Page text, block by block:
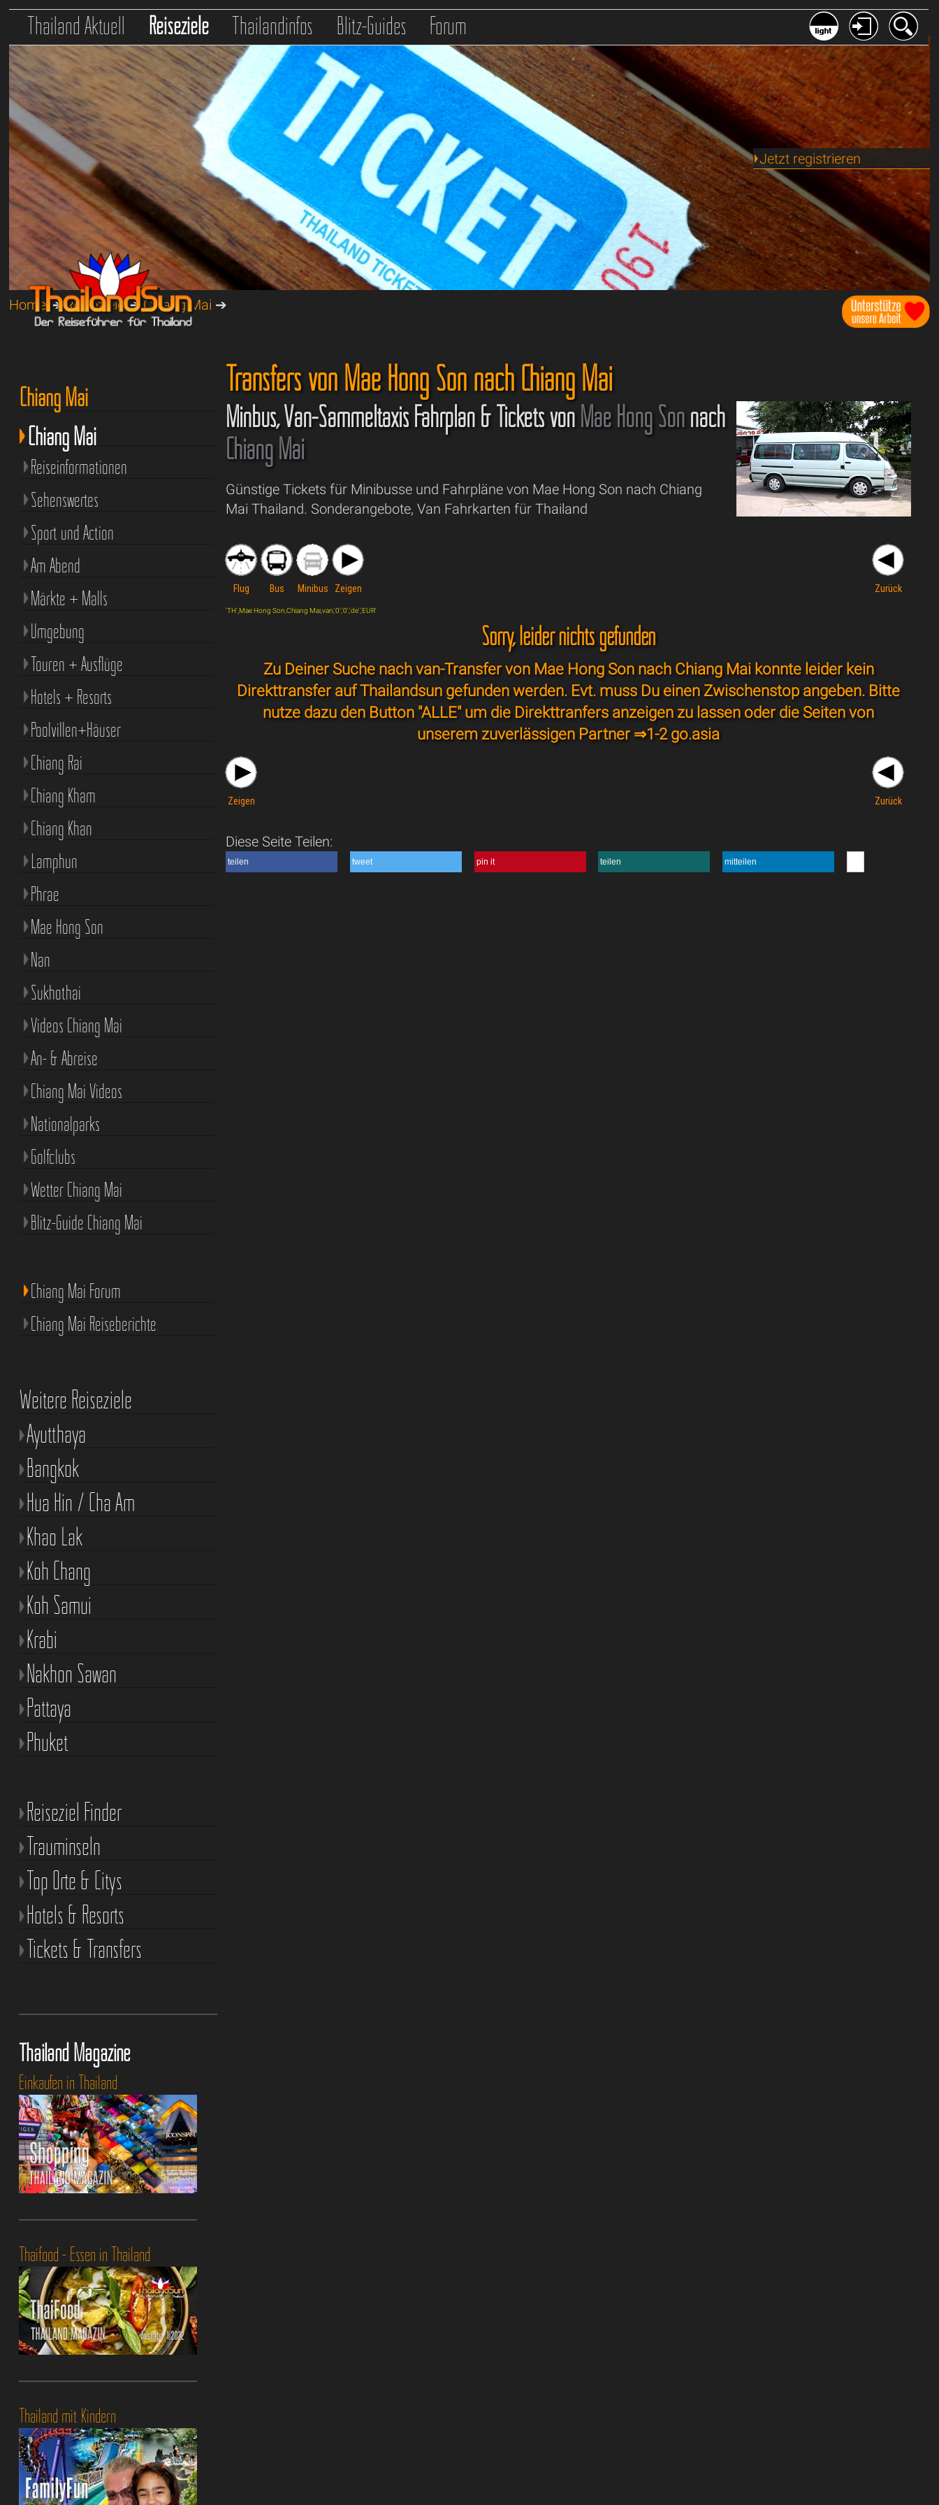
Thailand Aktuell Reiseziele Thailandinfos Blitz-Guides Forum
Jetzt registrieren
Home➔Reiseziele➔Chiang Mai ➔
Transfers von Mae Hong Son nach Chiang Mai
Minbus, Van-Sammeltaxis Fahrplan & Tickets von Mae Hong Sonnach
Chiang Mai
Günstige Tickets für Minibusse und Fahrpläne von Mae Hong Son nach Chiang
Mai Thailand. Sonderangebote, Van Fahrkarten für Thailand
Flug Bus Minibus Zeigen Zurück
'TH',Mae Hong Son,Chiang Mai,van,'0','0','de','EUR'
Sorry, leider nichts gefunden
Zu Deiner Suche nach van-Transfer von Mae Hong Son nach Chiang Mai konnte leider kein
Direkttransfer auf Thailandsun gefunden werden. Evt. muss Du einen Zwischenstop angeben. Bitte
nutze dazu den Button "ALLE" um die Direkttranfers anzeigen zu lassen oder die Seiten von
unserem zuverlässigen Partner ⇒1-2 go.asia
Zeigen Zurück
Diese Seite Teilen:
teilen tweet pin it teilen mitteilen
Chiang Mai
Chiang Mai
Reiseinformationen
Sehenswertes
Sport und Action
Am Abend
Märkte + Malls
Umgebung
Touren + Ausflüge
Hotels + Resorts
Poolvillen+Häuser
Chiang Rai
Chiang Kham
Chiang Khan
Lamphun
Phrae
Mae Hong Son
Nan
Sukhothai
Videos Chiang Mai
An- & Abreise
Chiang Mai Videos
Nationalparks
Golfclubs
Wetter Chiang Mai
Blitz-Guide Chiang Mai
Chiang Mai Forum
Chiang Mai Reiseberichte
Weitere Reiseziele
Ayutthaya
Bangkok
Hua Hin / Cha Am
Khao Lak
Koh Chang
Koh Samui
Krabi
Nakhon Sawan
Pattaya
Phuket
Reiseziel Finder
Trauminseln
Top Orte & Citys
Hotels & Resorts
Tickets & Transfers
Thailand Magazine
Einkaufen in Thailand
Thaifood - Essen in Thailand
Thailand mit Kindern